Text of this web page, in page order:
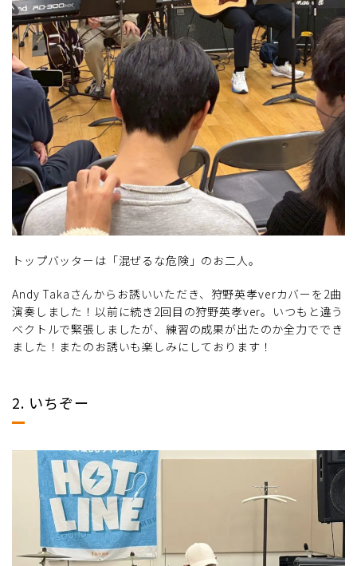
トップバッターは「混ぜるな危険」のお二人。
Andy Takaさんからお誘いいただき、狩野英孝verカバーを2曲
演奏しました！以前に続き2回目の狩野英孝ver。いつもと違う
ベクトルで緊張しましたが、練習の成果が出たのか全力ででき
ました！またのお誘いも楽しみにしております！
2. いちぞー